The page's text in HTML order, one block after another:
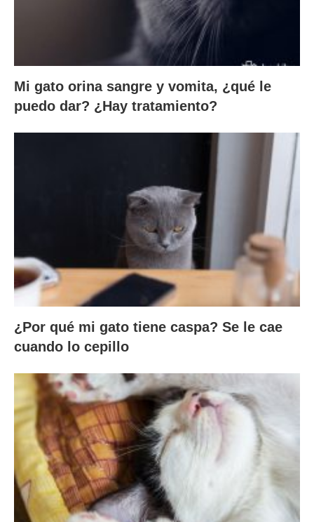
Mi gato orina sangre y vomita, ¿qué le
puedo dar? ¿Hay tratamiento?
¿Por qué mi gato tiene caspa? Se le cae
cuando lo cepillo